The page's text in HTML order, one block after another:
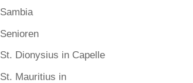
Sambia
Senioren
St. Dionysius in Capelle
St. Mauritius in